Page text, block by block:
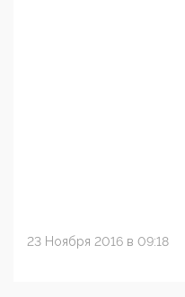
23 Ноября 2016 в 09:18